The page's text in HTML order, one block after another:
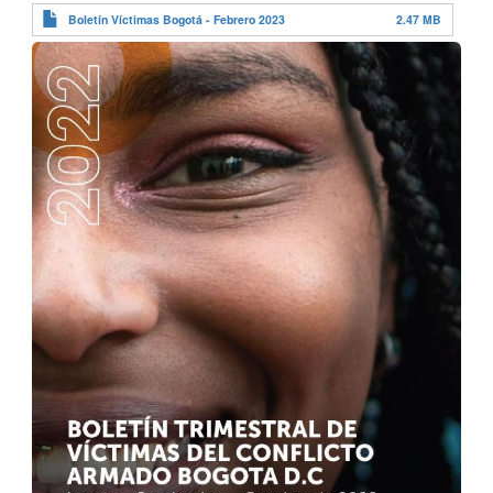
Boletín Víctimas Bogotá - Febrero 2023 2.47 MB